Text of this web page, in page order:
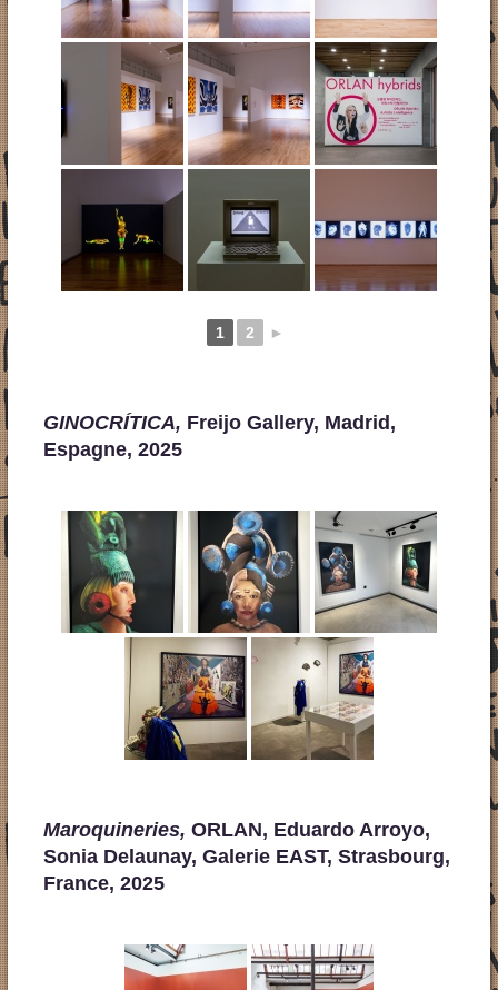
1 2 ►
GINOCRÍTICA, Freijo Gallery, Madrid,
Espagne, 2025
Maroquineries, ORLAN, Eduardo Arroyo,
Sonia Delaunay, Galerie EAST, Strasbourg,
France, 2025